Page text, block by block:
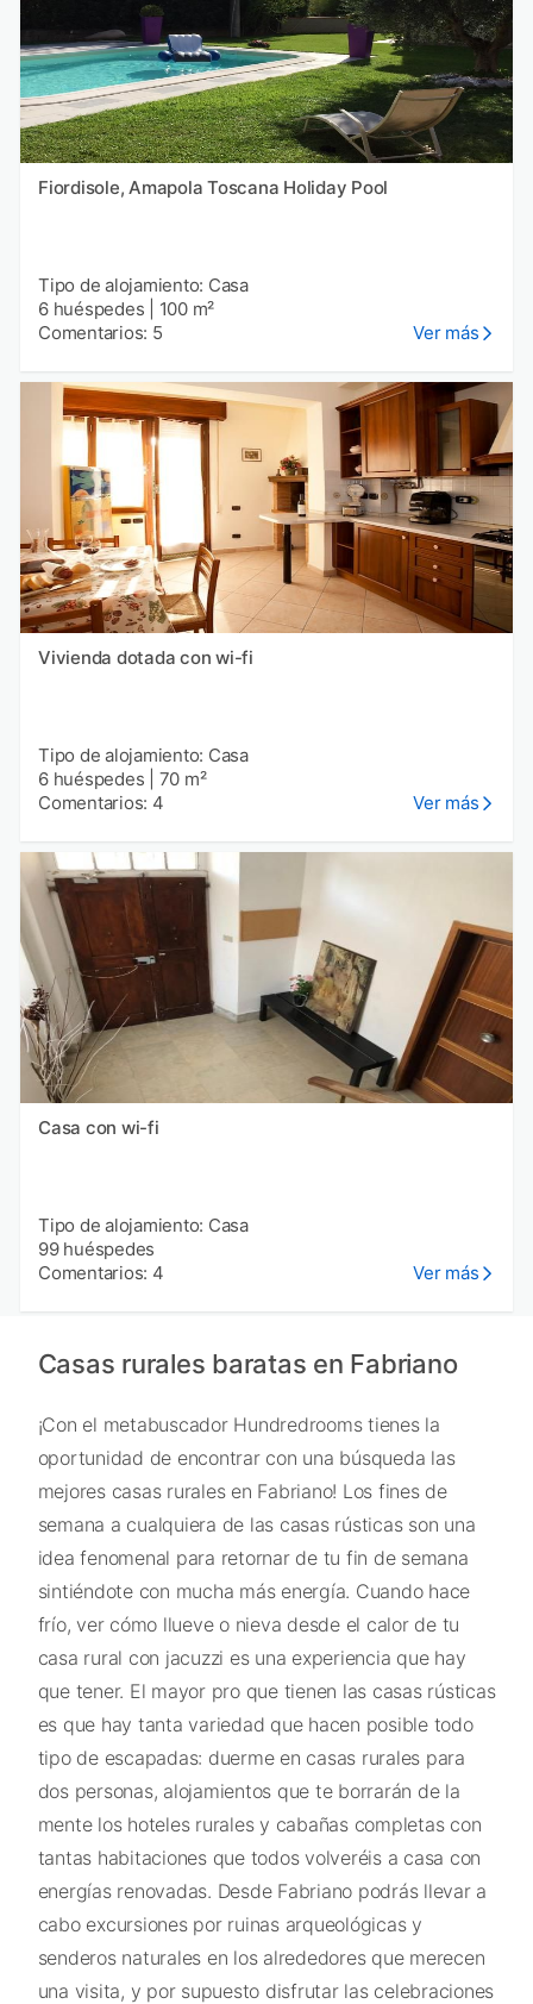
Fiordisole, Amapola Toscana Holiday Pool
Tipo de alojamiento: Casa
6 huéspedes
100 m²
Comentarios: 5
Ver más
Vivienda dotada con wi-fi
Tipo de alojamiento: Casa
6 huéspedes
70 m²
Comentarios: 4
Ver más
Casa con wi-fi
Tipo de alojamiento: Casa
99 huéspedes
Comentarios: 4
Ver más
Casas rurales baratas en Fabriano
¡Con el metabuscador Hundredrooms tienes la
oportunidad de encontrar con una búsqueda las
mejores casas rurales en Fabriano! Los fines de
semana a cualquiera de las casas rústicas son una
idea fenomenal para retornar de tu fin de semana
sintiéndote con mucha más energía. Cuando hace
frío, ver cómo llueve o nieva desde el calor de tu
casa rural con jacuzzi es una experiencia que hay
que tener. El mayor pro que tienen las casas rústicas
es que hay tanta variedad que hacen posible todo
tipo de escapadas: duerme en casas rurales para
dos personas, alojamientos que te borrarán de la
mente los hoteles rurales y cabañas completas con
tantas habitaciones que todos volveréis a casa con
energías renovadas. Desde Fabriano podrás llevar a
cabo excursiones por ruinas arqueológicas y
senderos naturales en los alrededores que merecen
una visita, y por supuesto disfrutar las celebraciones